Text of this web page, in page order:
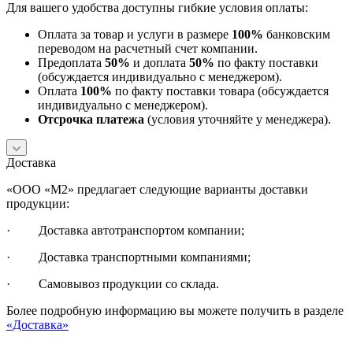
Для вашего удобства доступны гибкие условия оплаты:
Оплата за товар и услуги в размере 100% банковским
переводом на расчетный счет компании.
Предоплата 50% и доплата 50% по факту поставки
(обсуждается индивидуально с менеджером).
Оплата 100% по факту поставки товара (обсуждается
индивидуально с менеджером).
Отсрочка платежа (условия уточняйте у менеджера).
Доставка
«ООО «М2» предлагает следующие варианты доставки
продукции:
· Доставка автотранспортом компании;
· Доставка транспортными компаниями;
· Самовывоз продукции со склада.
Более подробную информацию вы можете получить в разделе
«Доставка»